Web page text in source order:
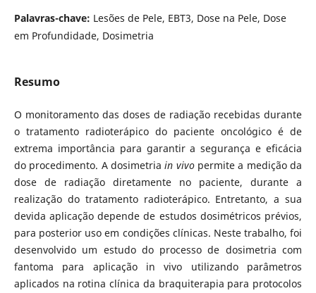
Palavras-chave: Lesões de Pele, EBT3, Dose na Pele, Dose
em Profundidade, Dosimetria
Resumo
O monitoramento das doses de radiação recebidas durante
o tratamento radioterápico do paciente oncológico é de
extrema importância para garantir a segurança e eficácia
do procedimento. A dosimetria in vivopermite a medição da
dose de radiação diretamente no paciente, durante a
realização do tratamento radioterápico. Entretanto, a sua
devida aplicação depende de estudos dosimétricos prévios,
para posterior uso em condições clínicas. Neste trabalho, foi
desenvolvido um estudo do processo de dosimetria com
fantoma para aplicação in vivo utilizando parâmetros
aplicados na rotina clínica da braquiterapia para protocolos